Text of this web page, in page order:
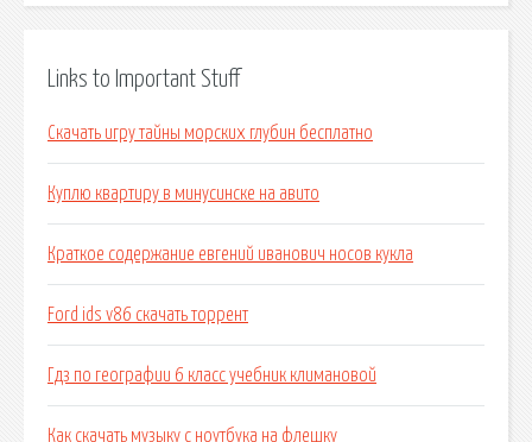
Links to Important Stuff
Скачать игру тайны морских глубин бесплатно
Куплю квартиру в минусинске на авито
Краткое содержание евгений иванович носов кукла
Ford ids v86 скачать торрент
Гдз по географии 6 класс учебник климановой
Как скачать музыку с ноутбука на флешку